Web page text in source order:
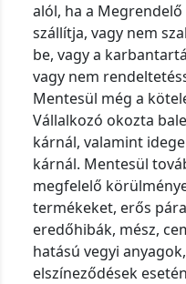
alól, ha a
szállítja, vagy nem
be, vagy a
vagy nem
Mentesül még a
Vállalkozó okozta
kárnál, valamint
kárnál. Mentesül
megfelelő
termékeket, erős
eredőhibák, mész,
hatású vegyi
elszíneződések